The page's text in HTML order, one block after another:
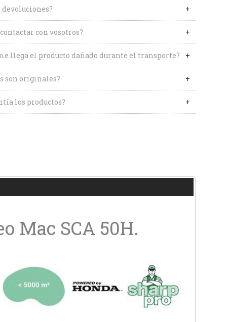
con vosotros?
llega el producto dañado durante el transporte?
son originales?
los productos?
Mac SCA 50H.